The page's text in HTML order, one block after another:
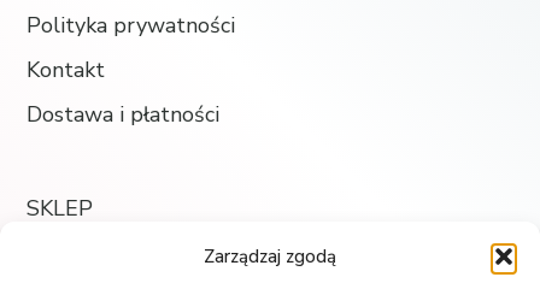
Zarządzaj zgodą
Polityka prywatności
Kontakt
Dostawa i płatności
SKLEP